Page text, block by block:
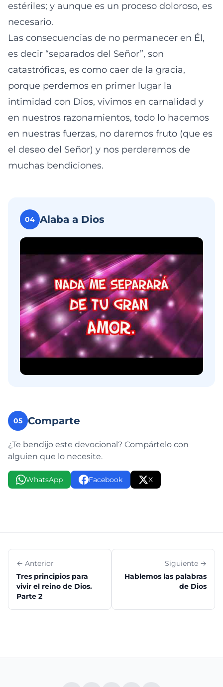
estériles; y aunque es un proceso doloroso, es
necesario.
Las consecuencias de no permanecer en Él,
es decir “separados del Señor”, son
catastróficas, es como caer de la gracia,
porque perdemos en primer lugar la
intimidad con Dios, vivimos en carnalidad y
en nuestros razonamientos, todo lo hacemos
en nuestras fuerzas, no daremos fruto (que es
el deseo del Señor) y nos perderemos de
muchas bendiciones.
04 Alaba a Dios
05 Comparte
¿Te bendijo este devocional? Compártelo con
alguien que lo necesite.
WhatsApp Facebook X
← Anterior
Tres principios para
vivir el reino de Dios.
Parte 2
Siguiente →
Hablemos las palabras
de Dios